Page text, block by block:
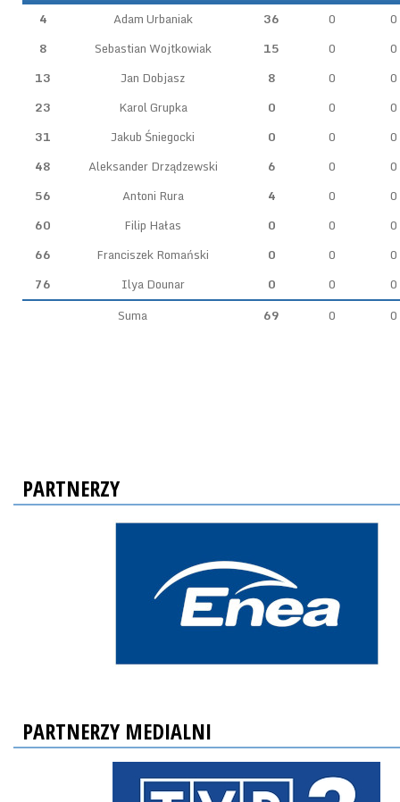
4 Adam Urbaniak 36 0
0
8
Sebastian Wojtkowiak 15 0
0
13
Jan Dobjasz 8 0
0
23
Karol Grupka 0 0
0
31
Jakub Śniegocki 0 0
0
48
Aleksander Drządzewski 6 0
0
56
Antoni Rura 4 0
0
60
Filip Hałas 0 0
0
66
Franciszek Romański 0 0
0
76
Ilya Dounar 0 0
0
Suma
69 0 0
PARTNERZY
PARTNERZY MEDIALNI